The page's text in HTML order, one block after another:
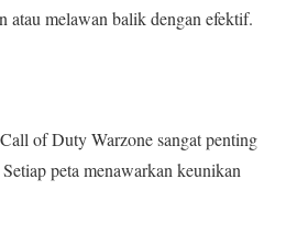
atau melawan balik dengan efektif.
of Duty Warzone sangat penting
peta menawarkan keunikan